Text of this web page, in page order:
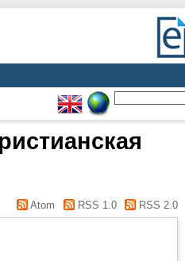
Atom RSS 1.0 RSS 2.0